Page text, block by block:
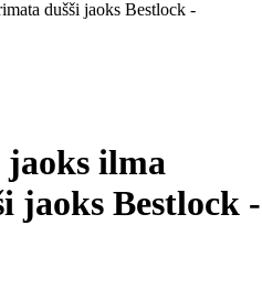
jaoks ilma
jaoks Bestlock -